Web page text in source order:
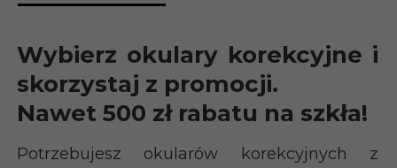
Wybierz okulary korekcyjne i
skorzystaj z promocji.
Nawet 500 zł rabatu na szkła!
Potrzebujesz okularów korekcyjnych z